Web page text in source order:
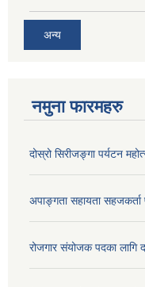
अन्य
नमुना फारमहरु
दोस्रो सिरीजङ्गा पर्यटन
अपाङ्गता सहायता सहजकर्ता
रोजगार संयोजक पदका लागि